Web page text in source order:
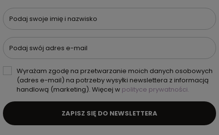
Podaj swoje imię i nazwisko
Podaj swój adres e-mail
Wyrażam zgodę na przetwarzanie moich danych osobowych
(adres e-mail) na potrzeby wysyłki newslettera z informacją
handlową (marketing). Więcej w polityce prywatności.
ZAPISZ SIĘ DO NEWSLETTERA